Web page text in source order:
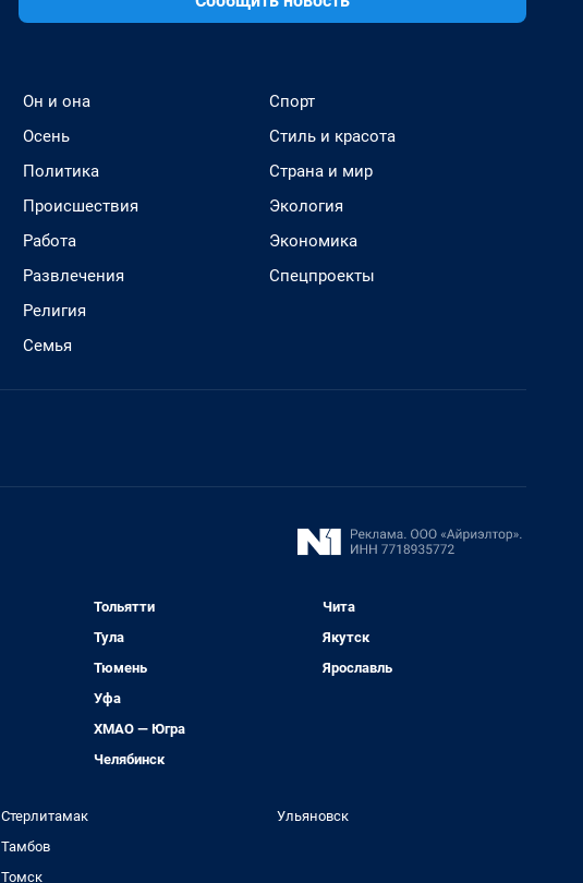
Он и она
Осень
Политика
Происшествия
Работа
Развлечения
Религия
Семья
Спорт
Стиль и красота
Страна и мир
Экология
Экономика
Спецпроекты
Тольятти
Тула
Тюмень
Уфа
ХМАО — Югра
Челябинск
Чита
Якутск
Ярославль
Стерлитамак
Тамбов
Томск
Ульяновск